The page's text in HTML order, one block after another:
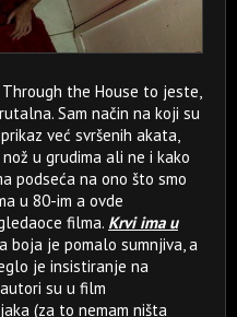
the House to jeste,
Sam način na koji su
već svršenih akata,
u grudima ali ne i kako
podseća na ono što smo
u 80-im a ovde
filma. Krvi ima u
boja je pomalo sumnjiva, a
je insistiranje na
su u film
(za to nemam ništa